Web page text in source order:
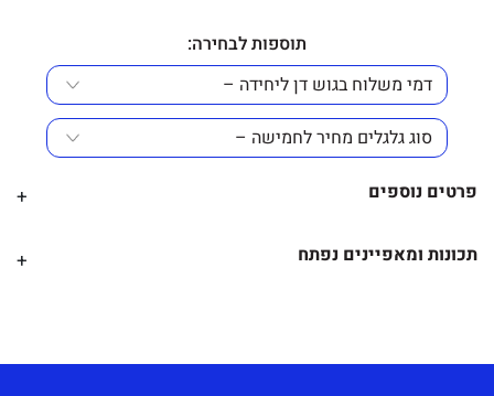
תוספות לבחירה:
פרטים נוספים
+
תכונות ומאפיינים נפתח
+
שמאפשר שינוי זווית המושב והגב